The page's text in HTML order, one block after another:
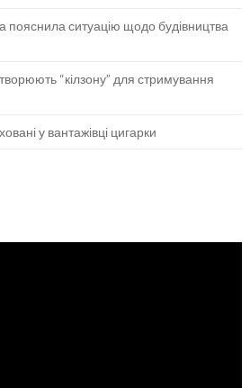
пояснила ситуацію щодо будівництва
“кілзону” для стримування
у вантажівці цигарки